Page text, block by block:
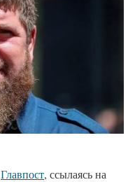
Главпост, ссылаясь на